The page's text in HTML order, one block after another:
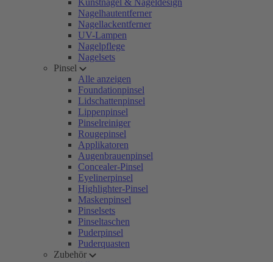
Kunstnägel & Nageldesign
Nagelhautentferner
Nagellackentferner
UV-Lampen
Nagelpflege
Nagelsets
Pinsel
Alle anzeigen
Foundationpinsel
Lidschattenpinsel
Lippenpinsel
Pinselreiniger
Rougepinsel
Applikatoren
Augenbrauenpinsel
Concealer-Pinsel
Eyelinerpinsel
Highlighter-Pinsel
Maskenpinsel
Pinselsets
Pinseltaschen
Puderpinsel
Puderquasten
Zubehör